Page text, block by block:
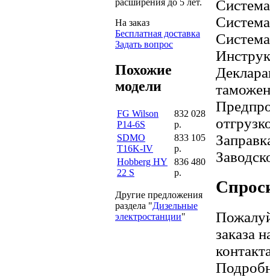
расширения до 5 лет.
На заказ
Бесплатная доставка
Задать вопрос
Похожие
модели
FG Wilson
P14-6S
832 028
р.
SDMO
T16K-IV
833 105
р.
Hobberg HY
22 S
836 480
р.
Другие предложения
раздела "Дизельные
электростанции"
заказа